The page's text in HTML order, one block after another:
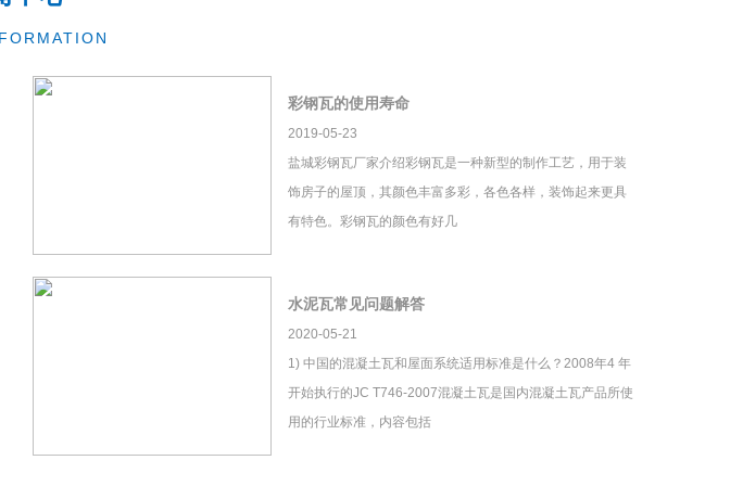
彩钢瓦的使用寿命
2019-05-23
盐城彩钢瓦厂家介绍彩钢瓦是一种新型的制作工艺，用于装
饰房子的屋顶，其颜色丰富多彩，各色各样，装饰起来更具
有特色。彩钢瓦的颜色有好几
水泥瓦常见问题解答
2020-05-21
1) 中国的混凝土瓦和屋面系统适用标准是什么？2008年4 年
开始执行的JC T746-2007混凝土瓦是国内混凝土瓦产品所使
用的行业标准，内容包括